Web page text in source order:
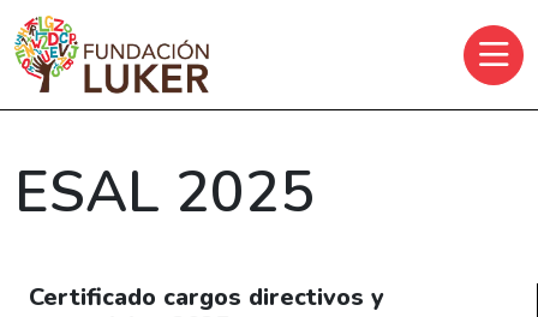
Skip to main content
ESAL 2025
Certificado cargos directivos y